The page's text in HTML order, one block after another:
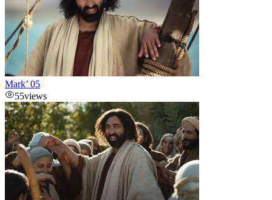
Mark’ 05
55views